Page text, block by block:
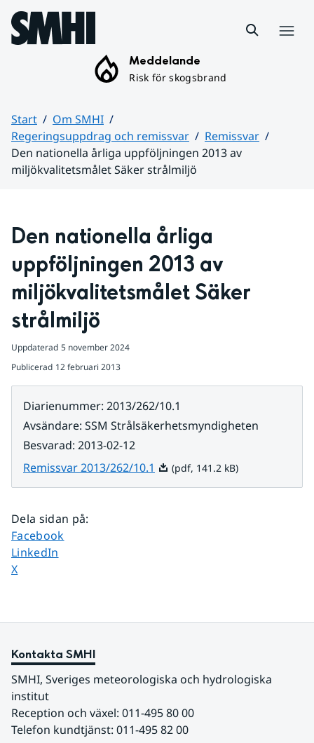
Hoppa till sidans innehåll
Meddelande
Risk för skogsbrand
Start
Om SMHI
Regeringsuppdrag och remissvar
Remissvar
Den nationella årliga uppföljningen 2013 av
miljökvalitetsmålet Säker strålmiljö
Den nationella årliga
uppföljningen 2013 av
miljökvalitetsmålet Säker
strålmiljö
Uppdaterad 5 november 2024
Publicerad 12 februari 2013
Diarienummer: 2013/262/10.1
Avsändare: SSM Strålsäkerhetsmyndigheten
Besvarad: 2013-02-12
Remissvar 2013/262/10.1 Pdf, 141.2 kB.
(pdf, 141.2 kB)
Dela sidan på:
Dela sidan på
Facebook
Dela sidan på
LinkedIn
Dela sidan på
X
Kontakta SMHI
SMHI, Sveriges meteorologiska och hydrologiska
institut
Reception och växel: 011-495 80 00
Telefon kundtjänst: 011-495 82 00